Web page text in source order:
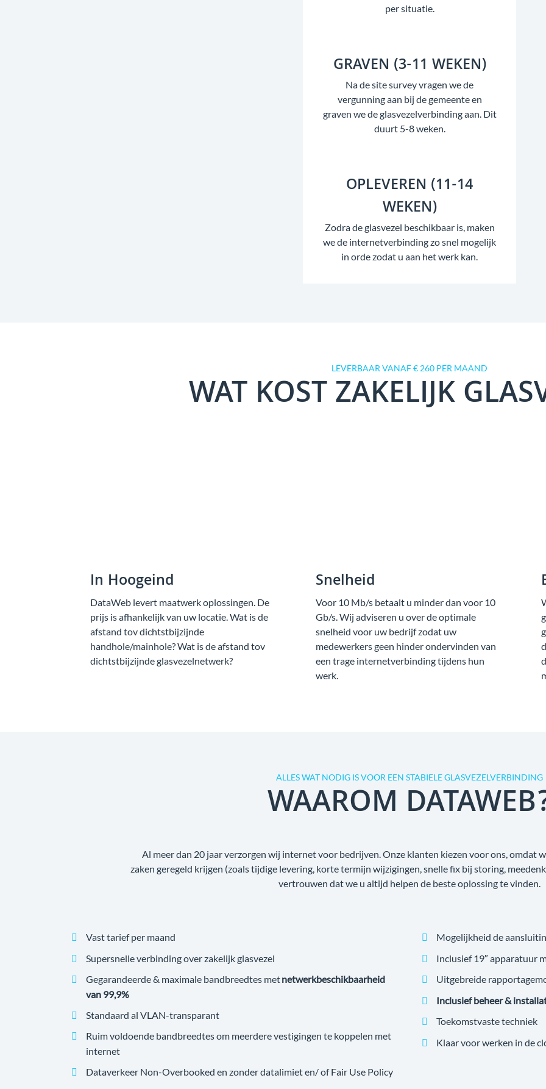
per situatie.
GRAVEN (3-11 WEKEN)
Na de site survey vragen we de
vergunning aan bij de gemeente en
graven we de glasvezelverbinding aan. Dit
duurt 5-8 weken.
OPLEVEREN (11-14
WEKEN)
Zodra de glasvezel beschikbaar is, maken
we de internetverbinding zo snel mogelijk
in orde zodat u aan het werk kan.
LEVERBAAR VANAF € 260 PER MAAND
WAT KOST ZAKELIJK
In Hoogeind
DataWeb levert maatwerk oplossingen. De
prijs is afhankelijk van uw locatie. Wat is de
afstand tov dichtstbijzijnde
handhole/mainhole? Wat is de afstand tov
dichtstbijzijnde glasvezelnetwerk?
Snelheid
Voor 10 Mb/s betaalt u minder dan voor 10
Gb/s. Wij adviseren u over de optimale
snelheid voor uw bedrijf zodat uw
medewerkers geen hinder ondervinden van
een trage internetverbinding tijdens hun
werk.
ALLES WAT NODIG IS VOOR EEN STABIELE GLASVEZELVERBINDING
WAAROM
Al meer dan 20 jaar verzorgen wij internet voor bedrijven. Onze klanten kiezen voor ons, omdat
zaken geregeld krijgen (zoals tijdige levering, korte termijn wijzigingen, snelle fix bij storing,
vertrouwen dat we u altijd helpen de beste oplossing te vinden.
Vast tarief per maand
Supersnelle verbinding over zakelijk glasvezel
Gegarandeerde & maximale bandbreedtes metnetwerkbeschikbaarheid
van 99,9%
Standaard al VLAN-transparant
Ruim voldoende bandbreedtes om meerdere vestigingen te koppelen met
internet
Dataverkeer Non-Overbooked en zonder datalimiet en/ of Fair Use Policy
Mogelijkheid de
Inclusief 19″ apparatuur
Uitgebreide
Inclusief beheer &
Toekomstvaste techniek
Klaar voor werken in de